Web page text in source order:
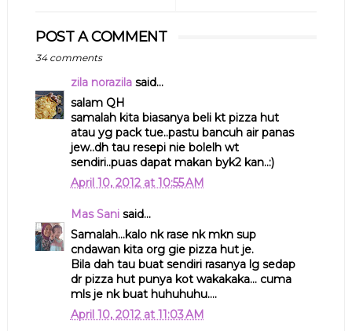
POST A COMMENT
34 comments
zila norazilasaid...
salam QH
samalah kita biasanya beli kt pizza hut
atau yg pack tue..pastu bancuh air panas
jew..dh tau resepi nie bolelh wt
sendiri..puas dapat makan byk2 kan..:)
April 10, 2012 at 10:55 AM
Mas Sanisaid...
Samalah...kalo nk rase nk mkn sup
cndawan kita org gie pizza hut je.
Bila dah tau buat sendiri rasanya lg sedap
dr pizza hut punya kot wakakaka... cuma
mls je nk buat huhuhuhu....
April 10, 2012 at 11:03 AM